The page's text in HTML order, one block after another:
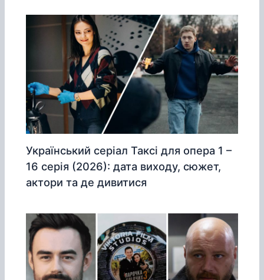
Український серіал Таксі для опера 1 –
16 серія (2026): дата виходу, сюжет,
актори та де дивитися